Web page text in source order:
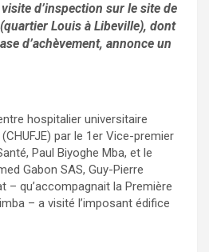
d’inspection sur le site de
Louis à Libeville), dont
d’achèvement, annonce un
hospitalier universitaire
par le 1er Vice-premier
Paul Biyoghe Mba, et le
Gabon SAS, Guy-Pierre
– qu’accompagnait la Première
– a visité l’imposant édifice